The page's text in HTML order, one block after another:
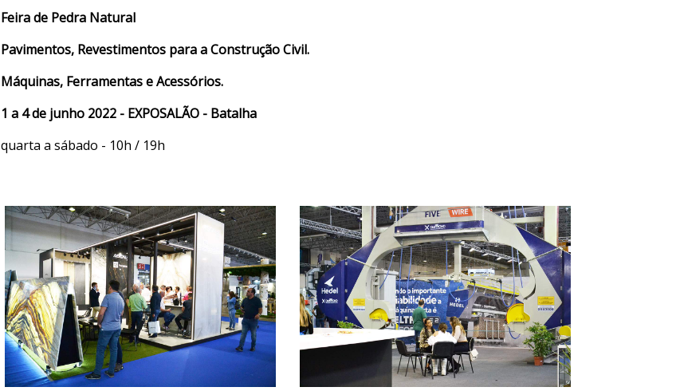
Feira de Pedra Natural
Pavimentos, Revestimentos para a Construção Civil.
Máquinas, Ferramentas e Acessórios.
1 a 4 de junho 2022 - EXPOSALÃO - Batalha
quarta a sábado - 10h / 19h